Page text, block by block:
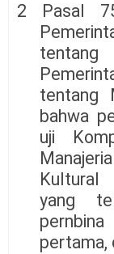
2 Pasal
tentang
tentang
bahwa
uji
Kultural
yang
pertama,